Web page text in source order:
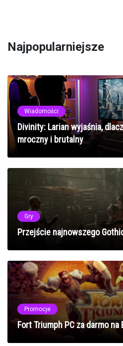
Najpopularniejsze
Wiadomości
Divinity: Larian wyjaśnia,
mroczny i brutalny
Gry
Przejście najnowszego
Promocje
Fort Triumph PC za darmo na